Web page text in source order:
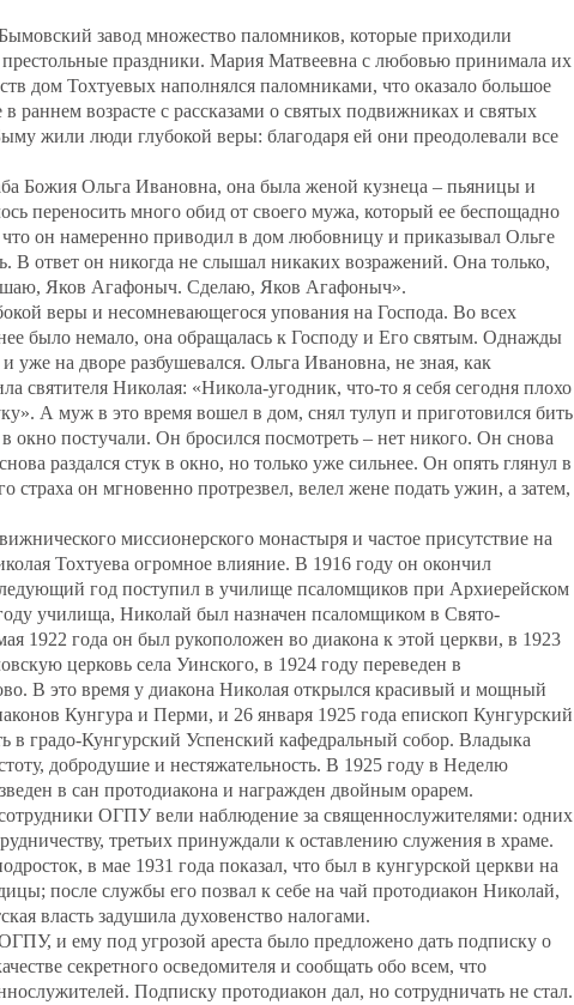
завод множество паломников, которые приходили
праздники. Мария Матвеевна с любовью принимала их
дом Тохтуевых наполнялся паломниками, что оказало большое
раннем возрасте с рассказами о святых подвижниках и святых
жили люди глубокой веры: благодаря ей они преодолевали все
Божия Ольга Ивановна, она была женой кузнеца – пьяницы и
переносить много обид от своего мужа, который ее беспощадно
он намеренно приводил в дом любовницу и приказывал Ольге
В ответ он никогда не слышал никаких возражений. Она только,
Яков Агафоныч. Сделаю, Яков Агафоныч».
веры и несомневающегося упования на Господа. Во всех
было немало, она обращалась к Господу и Его святым. Однажды
на дворе разбушевался. Ольга Ивановна, не зная, как
святителя Николая: «Никола-угодник, что-то я себя сегодня плохо
А муж в это время вошел в дом, снял тулуп и приготовился бить
окно постучали. Он бросился посмотреть – нет никого. Он снова
раздался стук в окно, но только уже сильнее. Он опять глянул в
страха он мгновенно протрезвел, велел жене подать ужин, а затем,
миссионерского монастыря и частое присутствие на
Тохтуева огромное влияние. В 1916 году он окончил
год поступил в училище псаломщиков при Архиерейском
училища, Николай был назначен псаломщиком в Свято-
1922 года он был рукоположен во диакона к этой церкви, в 1923
церковь села Уинского, в 1924 году переведен в
В это время у диакона Николая открылся красивый и мощный
Кунгура и Перми, и 26 января 1925 года епископ Кунгурский
в градо-Кунгурский Успенский кафедральный собор. Владыка
добродушие и нестяжательность. В 1925 году в Неделю
в сан протодиакона и награжден двойным орарем.
ОГПУ вели наблюдение за священнослужителями: одних
третьих принуждали к оставлению служения в храме.
в мае 1931 года показал, что был в кунгурской церкви на
после службы его позвал к себе на чай протодиакон Николай,
власть задушила духовенство налогами.
и ему под угрозой ареста было предложено дать подписку о
секретного осведомителя и сообщать обо всем, что
Подписку протодиакон дал, но сотрудничать не стал.